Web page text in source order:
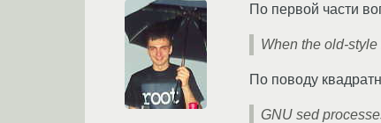
По первой части
When the old-
По поводу
GNU sed